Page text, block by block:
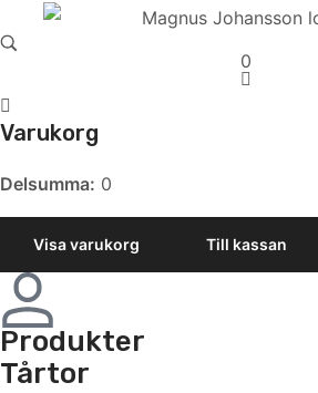
0
Varukorg
Delsumma: 0
Visa varukorg Till kassan
Produkter
Tårtor